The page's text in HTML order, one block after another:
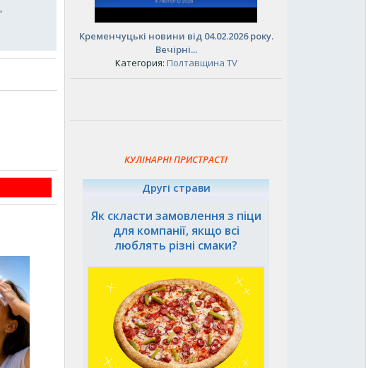
,
Кременчуцькі новини від 04.02.2026 року.
Вечірні...
Категория: Полтавщина TV
КУЛІНАРНІ ПРИСТРАСТІ
Другі страви
Як скласти замовлення з піци
для компанії, якщо всі
люблять різні смаки?